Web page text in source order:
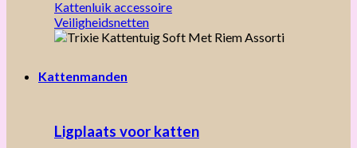
Kattenluik accessoire
Veiligheidsnetten
Kattenmanden
Ligplaats voor katten